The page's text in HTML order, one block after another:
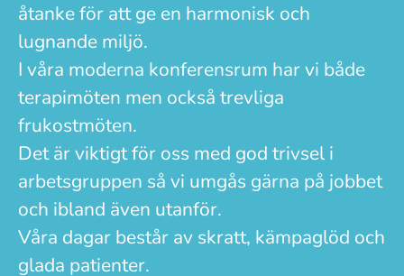
åtanke för att ge en harmonisk och
lugnande miljö.
I våra moderna konferensrum har vi både
terapimöten men också trevliga
frukostmöten.
Det är viktigt för oss med god trivsel i
arbetsgruppen så vi umgås gärna på jobbet
och ibland även utanför.
Våra dagar består av skratt, kämpaglöd och
glada patienter.